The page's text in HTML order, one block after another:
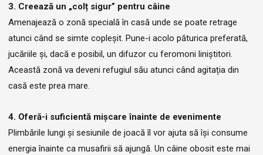
3. Creează un „colț sigur” pentru câine
Amenajează o zonă specială în casă unde se poate retrage
atunci când se simte copleșit. Pune-i acolo păturica preferată,
jucăriile și, dacă e posibil, un difuzor cu feromoni liniștitori.
Această zonă va deveni refugiul său atunci când agitația din
casă este prea mare.
4. Oferă-i suficientă mișcare înainte de evenimente
Plimbările lungi și sesiunile de joacă îl vor ajuta să își consume
energia înainte ca musafirii să ajungă. Un câine obosit este mai